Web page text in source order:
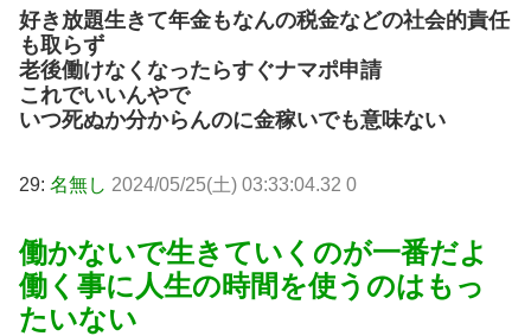
好き放題生きて年金もなんの税金などの社会的責任
も取らず
老後働けなくなったらすぐナマポ申請
これでいいんやで
いつ死ぬか分からんのに金稼いでも意味ない
29: 名無し 2024/05/25(土) 03:33:04.32 0
働かないで生きていくのが一番だよ
働く事に人生の時間を使うのはもっ
たいない